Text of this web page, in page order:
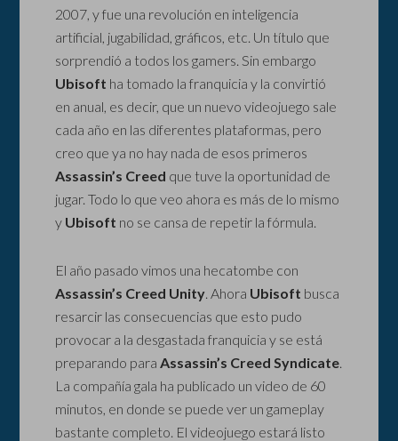
2007, y fue una revolución en inteligencia
artificial, jugabilidad, gráficos, etc. Un título que
sorprendió a todos los gamers. Sin embargo
Ubisoft ha tomado la franquicia y la convirtió
en anual, es decir, que un nuevo videojuego sale
cada año en las diferentes plataformas, pero
creo que ya no hay nada de esos primeros
Assassin’s Creed que tuve la oportunidad de
jugar. Todo lo que veo ahora es más de lo mismo
y Ubisoft no se cansa de repetir la fórmula.
El año pasado vimos una hecatombe con
Assassin’s Creed Unity. Ahora Ubisoft busca
resarcir las consecuencias que esto pudo
provocar a la desgastada franquicia y se está
preparando paraAssassin’s Creed Syndicate.
La compañía gala ha publicado un video de 60
minutos, en donde se puede ver un gameplay
bastante completo. El videojuego estará listo